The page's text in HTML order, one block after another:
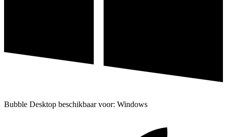
Bubble Desktop beschikbaar voor: Windows